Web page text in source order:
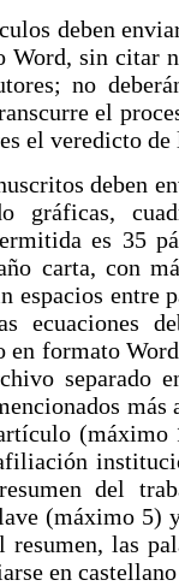
deben
Word, sin citar
no
el
el veredicto
deben
gráficas,
es 35
carta, con
espacios entre
ecuaciones
en formato
separado
(máximo
del
(máximo 5)
resumen, las
en